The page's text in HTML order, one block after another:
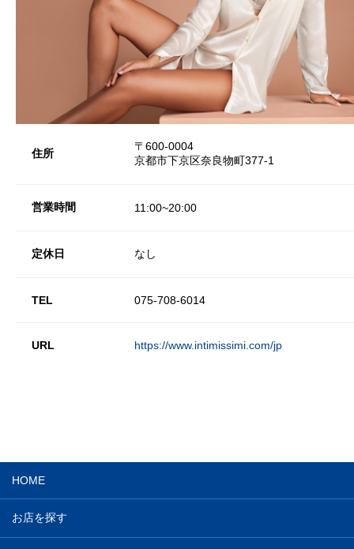
住所
〒600-0004
京都市下京区奈良物町377-1
営業時間 11:00~20:00
定休日 なし
TEL 075-708-6014
URL https://www.intimissimi.com/jp
HOME
お店を探す